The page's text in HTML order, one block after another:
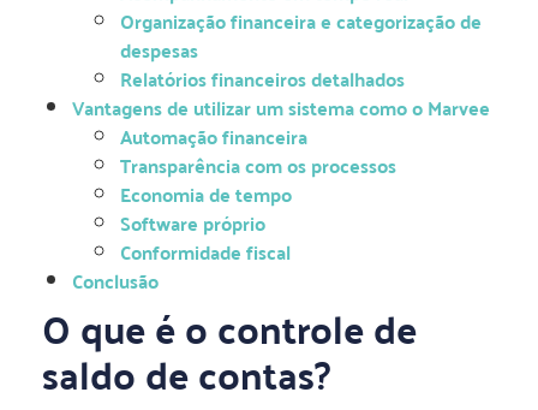
Organização financeira e categorização de
despesas
Relatórios financeiros detalhados
Vantagens de utilizar um sistema como o Marvee
Automação financeira
Transparência com os processos
Economia de tempo
Software próprio
Conformidade fiscal
Conclusão
O que é o controle de
saldo de contas?